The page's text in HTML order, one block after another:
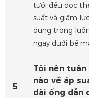
tưới đều dọc
suất và giảm
dụng trong
ngay dưới bề
5
Tôi nên
nào về áp
dài ống dẫn